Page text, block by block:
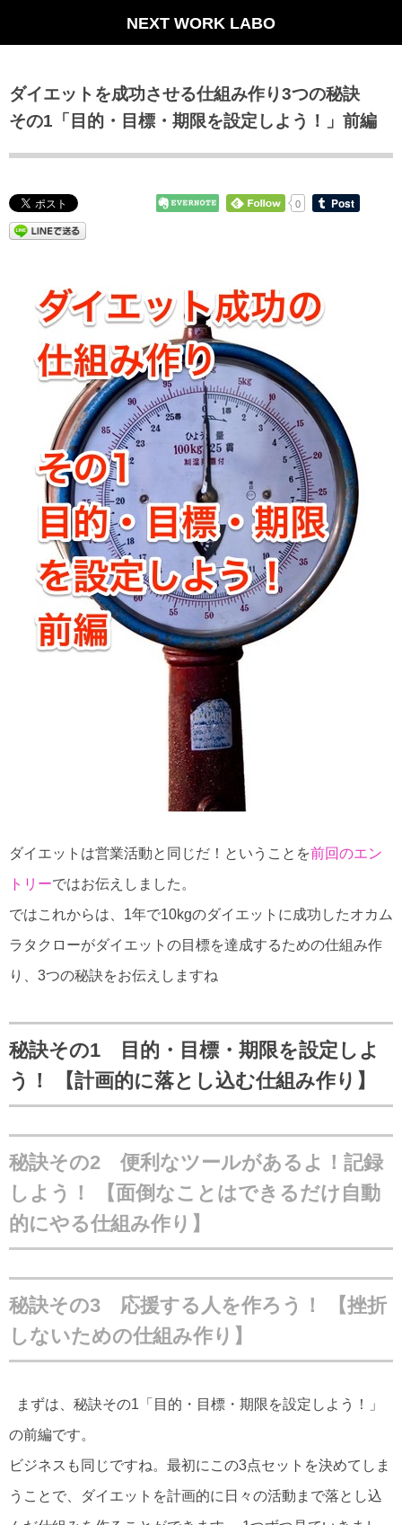
NEXT WORK LABO
ダイエットを成功させる仕組み作り3つの秘訣
その1「目的・目標・期限を設定しよう！」前編
0
ダイエットは営業活動と同じだ！ということを前回のエン
トリーではお伝えしました。
ではこれからは、1年で10kgのダイエットに成功したオカム
ラタクローがダイエットの目標を達成するための仕組み作
り、3つの秘訣をお伝えしますね
秘訣その1 目的・目標・期限を設定しよ
う！ 【計画的に落とし込む仕組み作り】
秘訣その2 便利なツールがあるよ！記録
しよう！
【面倒なことはできるだけ自動
的にやる仕組み作り】
秘訣その3 応援する人を作ろう！
【挫折
しないための仕組み作り】
まずは、秘訣その1「目的・目標・期限を設定しよう！」
の前編です。
ビジネスも同じですね。最初にこの3点セットを決めてしま
うことで、ダイエットを計画的に日々の活動まで落とし込